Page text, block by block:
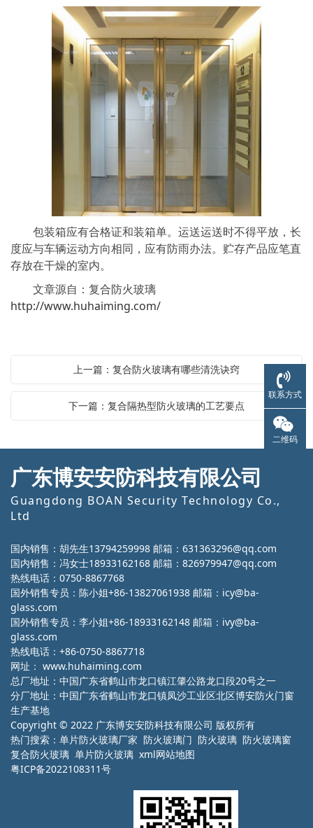
包装箱应有合格证和装箱单。运送运送时不得平放，长
度应与车辆运动方向相同，应有防雨办法。贮存产品应笔直
存放在干燥的室内。
文章源自：复合防火玻璃
http://www.huhaiming.com/
上一篇：复合防火玻璃有哪些清洗诀窍
下一篇：复合隔热型防火玻璃的工艺要点
广东博安安防科技有限公司
Guangdong BOAN Security Technology Co.,
Ltd
国内销售：胡先生13794259998 邮箱：631363296@qq.com
国内销售：冯女士18933162168 邮箱：826979947@qq.com
热线电话：0750-8867768
国外销售专员：陈小姐+86-13827061938 邮箱：icy@ba-
glass.com
国外销售专员：李小姐+86-18933162148 邮箱：ivy@ba-
glass.com
热线电话：+86-0750-8867718
网址： www.huhaiming.com
总厂地址：中国广东省鹤山市龙口镇江肇公路龙口段20号之一
分厂地址：中国广东省鹤山市龙口镇凤沙工业区北区博安防火门窗
生产基地
Copyright © 2022 广东博安安防科技有限公司 版权所有
热门搜索： 单片防火玻璃厂家 防火玻璃门 防火玻璃 防火玻璃窗
复合防火玻璃 单片防火玻璃 xml网站地图
粤ICP备2022108311号
联系方式
二维码